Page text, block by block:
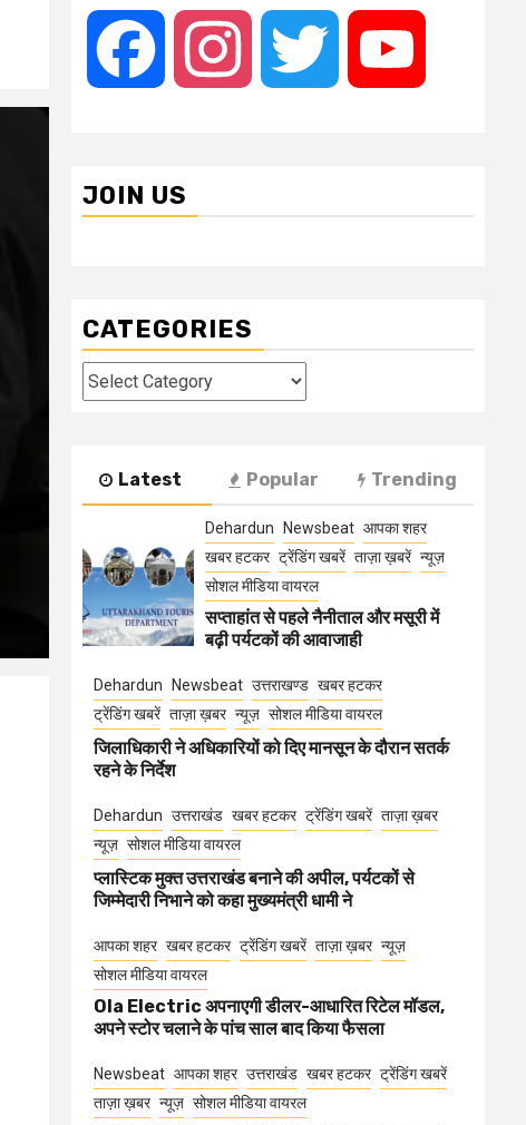
Facebook Instagram Twitter
JOIN US
CATEGORIES
Categories
Latest Popular Trending
Dehardun Newsbeat आपका शहर
खबर हटकर ट्रेंडिंग खबरें ताज़ा ख़बरें न्यूज़
सोशल मीडिया वायरल
सप्ताहांत से पहले नैनीताल और मसूरी में
बढ़ी पर्यटकों की आवाजाही
Dehardun Newsbeat उत्तराखण्ड खबर हटकर
ट्रेंडिंग खबरें ताज़ा ख़बर न्यूज़ सोशल मीडिया वायरल
जिलाधिकारी ने अधिकारियों को दिए मानसून के दौरान सतर्क
रहने के निर्देश
Dehardun उत्तराखंड खबर हटकर ट्रेंडिंग खबरें ताज़ा ख़बर
न्यूज़ सोशल मीडिया वायरल
प्लास्टिक मुक्त उत्तराखंड बनाने की अपील, पर्यटकों से
जिम्मेदारी निभाने को कहा मुख्यमंत्री धामी ने
आपका शहर खबर हटकर ट्रेंडिंग खबरें ताज़ा ख़बर न्यूज़
सोशल मीडिया वायरल
Ola Electric अपनाएगी डीलर-आधारित रिटेल मॉडल,
अपने स्टोर चलाने के पांच साल बाद किया फैसला
Newsbeat आपका शहर उत्तराखंड खबर हटकर ट्रेंडिंग खबरें
ताज़ा ख़बर न्यूज़ सोशल मीडिया वायरल